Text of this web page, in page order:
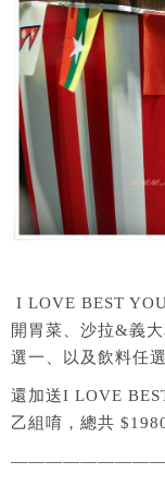
I LOVE BEST
開胃菜、沙拉&義
選一、以及飲料任選
還加送I LOVE
乙組唷，總共